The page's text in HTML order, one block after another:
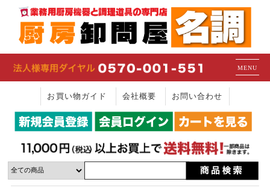
MENU
お買い物ガイド 会社概要 お問い合わせ